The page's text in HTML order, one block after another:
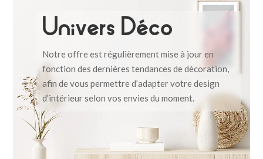
Univers Déco
Notre offre est régulièrement mise à jour en
fonction des dernières tendances de décoration,
afin de vous permettre d’adapter votre design
d’intérieur selon vos envies du moment.